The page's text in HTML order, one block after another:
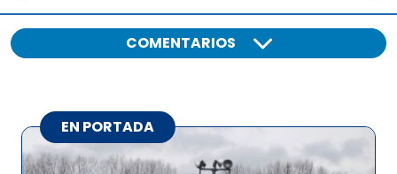
COMENTARIOS
EN PORTADA